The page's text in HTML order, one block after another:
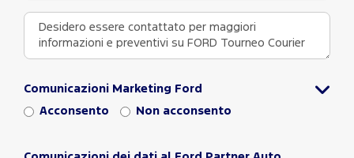
Comunicazioni Marketing Ford
Acconsento Non acconsento